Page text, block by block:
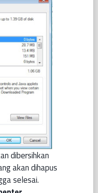
dibersihkan
akan dihapus
selesai.